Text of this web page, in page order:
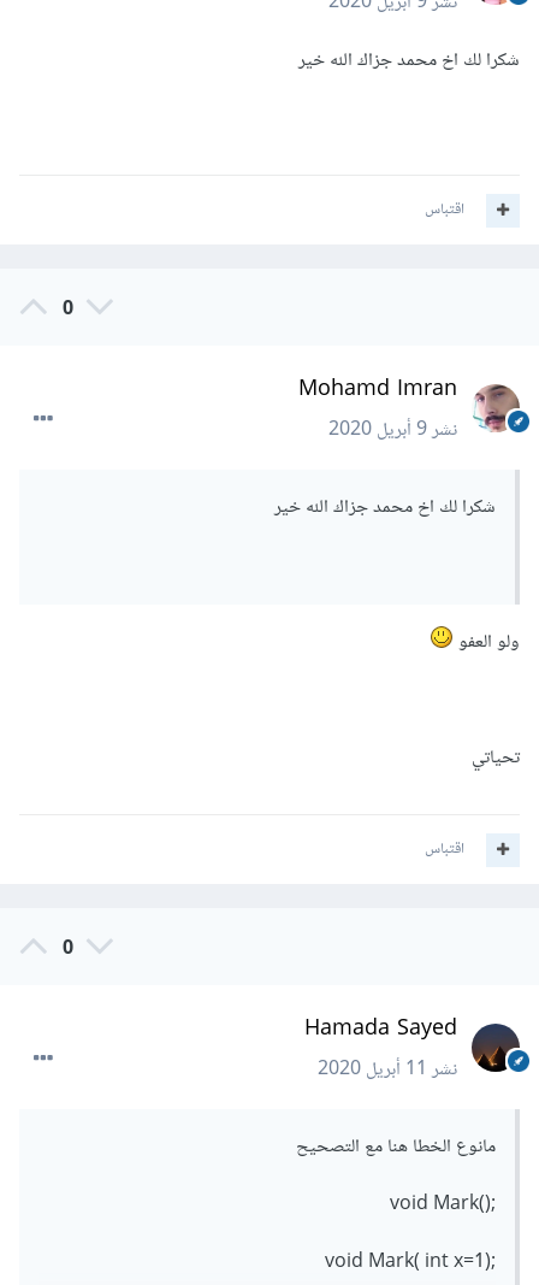
شكرا لك اخ محمد جزاك الله خير
اقتباس
0
Mohamd Imran
نشر9 أبريل 2020
شكرا لك اخ محمد جزاك الله خير
ولو العفو
تحياتي
اقتباس
0
Hamada Sayed
نشر11 أبريل 2020
مانوع الخطا هنا مع التصحيح
;()void Mark
;(void Mark( int x=1